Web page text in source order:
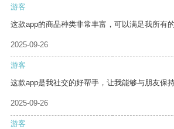
游客
这款app的商品种类非常丰富，可以满足我所有的
2025-09-26
游客
这款app是我社交的好帮手，让我能够与朋友保
2025-09-26
游客